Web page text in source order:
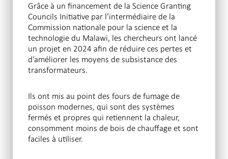
Grâce à un financement de la Science Granting
Councils Initiative par l’intermédiaire de la
Commission nationale pour la science et la
technologie du Malawi, les chercheurs ont lancé
un projet en 2024 afin de réduire ces pertes et
d’améliorer les moyens de subsistance des
transformateurs.
Ils ont mis au point des fours de fumage de
poisson modernes, qui sont des systèmes
fermés et propres qui retiennent la chaleur,
consomment moins de bois de chauffage et sont
faciles à utiliser.